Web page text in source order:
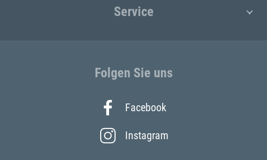
Service
Folgen Sie uns
Facebook
Instagram